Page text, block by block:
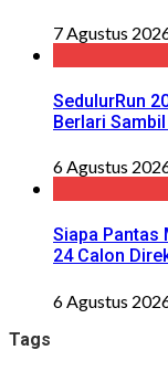
7 Agustus
SedulurRun
Berlari
6 Agustus
Siapa Pantas
24 Calon
6 Agustus
Tags